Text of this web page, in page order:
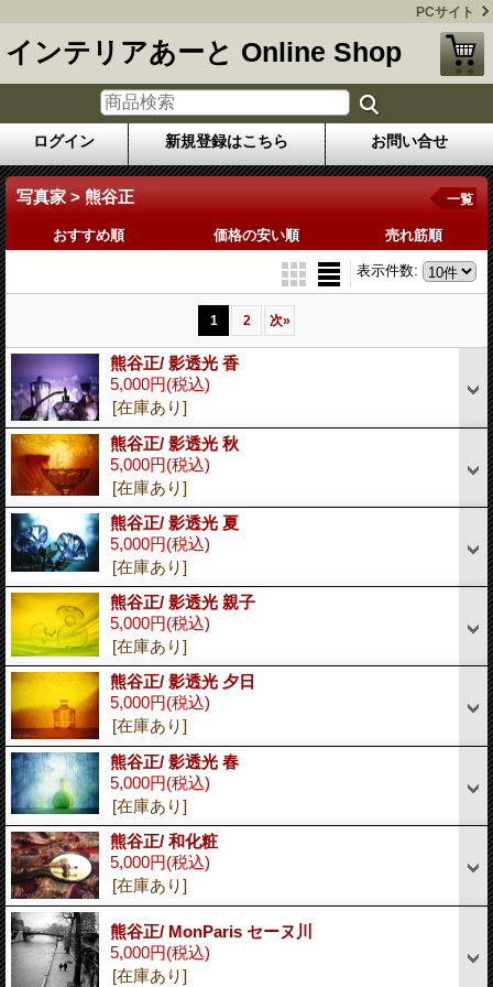
PCサイト
インテリアあーと Online Shop
ログイン 新規登録はこちら お問い合せ
写真家 > 熊谷正 一覧
おすすめ順 価格の安い順 売れ筋順
表示件数:
1 2 次»
熊谷正/ 影透光 香
5,000円(税込)
[在庫あり]
熊谷正/ 影透光 秋
5,000円(税込)
[在庫あり]
熊谷正/ 影透光 夏
5,000円(税込)
[在庫あり]
熊谷正/ 影透光 親子
5,000円(税込)
[在庫あり]
熊谷正/ 影透光 夕日
5,000円(税込)
[在庫あり]
熊谷正/ 影透光 春
5,000円(税込)
[在庫あり]
熊谷正/ 和化粧
5,000円(税込)
[在庫あり]
熊谷正/ MonParis セーヌ川
5,000円(税込)
[在庫あり]